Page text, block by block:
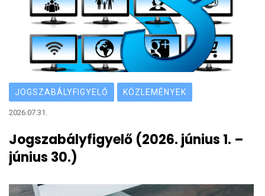
JOGSZABÁLYFIGYELŐ KÖZLEMÉNYEK
2026.07.31.
Jogszabályfigyelő (2026. június 1. –
június 30.)